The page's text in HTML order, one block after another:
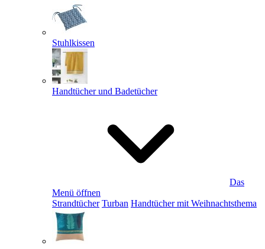
Stuhlkissen
Handtücher und Badetücher
Das
Menü öffnen
Strandtücher Turban Handtücher mit Weihnachtsthema